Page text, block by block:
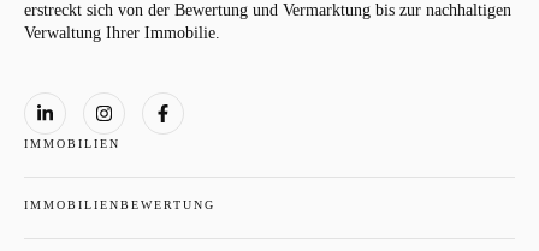
erstreckt sich von der Bewertung und Vermarktung bis zur nachhaltigen
Verwaltung Ihrer Immobilie.
IMMOBILIEN
IMMOBILIENBEWERTUNG